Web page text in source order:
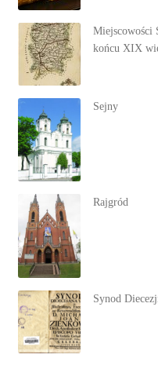
Miejscowości
końcu XIX
Sejny
Rajgród
Synod